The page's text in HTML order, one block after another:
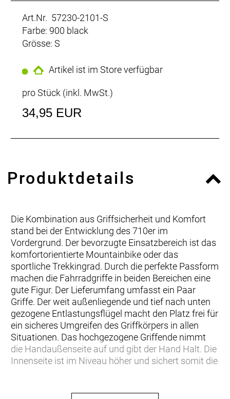
Art.Nr. 57230-2101-S
Farbe: 900 black
Grösse: S
Artikel ist im Store verfügbar
pro Stück (inkl. MwSt.)
34,95 EUR
Produktdetails
Die Kombination aus Griffsicherheit und Komfort
stand bei der Entwicklung des 710er im
Vordergrund. Der bevorzugte Einsatzbereich ist das
komfortorientierte Mountainbike oder das
sportliche Trekkingrad. Durch die perfekte Passform
machen die Fahrradgriffe in beiden Bereichen eine
gute Figur. Der Lieferumfang umfasst ein Paar
Griffe. Der weit außenliegende und tief nach unten
gezogene Entlastungsflügel macht den Platz frei für
ein sicheres Umgreifen des Griffkörpers in allen
Situationen. Das hochgezogene Griffende nimmt
die Handaußenseite auf und gibt der Hand Halt. Die
Innenseite ist im Niveau höher und sichert somit die
werden dadurch gezielt entlastet.An der Vorder- und